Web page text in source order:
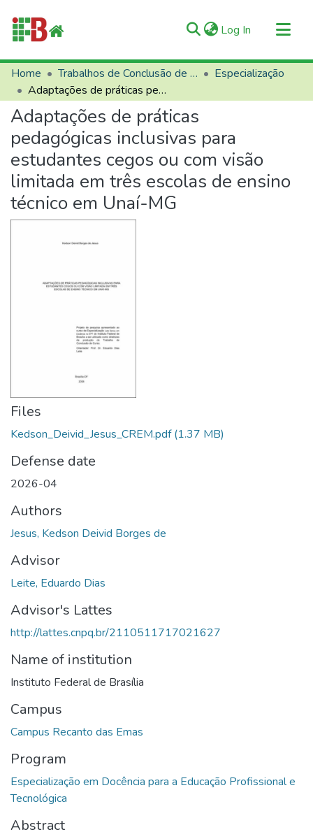
Log In (current)
Communities & Collections
All of RIIFB
Manuals and Terms
Statistics
About RIIFB
Help
Contacts
Home Trabalhos de Conclusão de Curso (TCCs)
Especialização
Adaptações de práticas pedagógicas inclusivas para estudantes cegos ou com visão limitada em três escolas de ensino técnico em Unaí-MG
Adaptações de práticas
pedagógicas inclusivas para
estudantes cegos ou com visão
limitada em três escolas de ensino
técnico em Unaí-MG
Files
Kedson_Deivid_Jesus_CREM.pdf(1.37 MB)
Defense date
2026-04
Authors
Jesus, Kedson Deivid Borges de
Advisor
Leite, Eduardo Dias
Advisor's Lattes
http://lattes.cnpq.br/2110511717021627
Name of institution
Instituto Federal de Brasília
Campus
Campus Recanto das Emas
Program
Especialização em Docência para a Educação Profissional e
Tecnológica
Abstract